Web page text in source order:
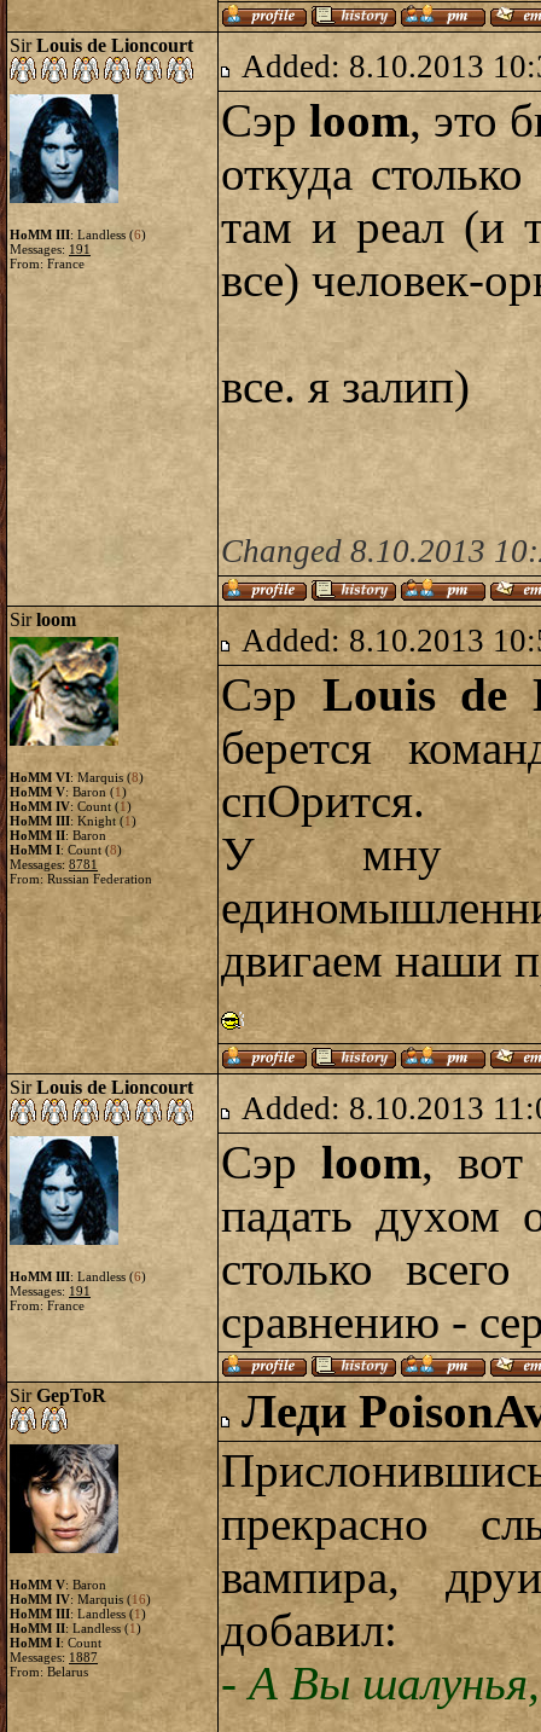
SirLouis de Lioncourt
HoMM III: Landless (6)
Messages: 191
From: France
Added: 8.10.2013
Сэр loom, это
откуда
там и реал (и
все) человек-
все. я залип)
Changed 8.10.2013
Sirloom
HoMM VI: Marquis (8)
HoMM V: Baron (1)
HoMM IV: Count (1)
HoMM III: Knight (1)
HoMM II: Baron
HoMM I: Count (8)
Messages: 8781
From: Russian Federation
Added: 8.10.2013
СэрLouis de
берется
спОрится.
У мну
двигаем наши
SirLouis de Lioncourt
HoMM III: Landless (6)
Messages: 191
From: France
Added: 8.10.2013
Сэрloom, вот
падать духом
столько
сравнению -
SirGepToR
HoMM V: Baron
HoMM IV: Marquis (16)
HoMM III: Landless (1)
HoMM II: Landless (1)
HoMM I: Count
Messages: 1887
From: Belarus
Леди
прекрасно
вампира,
добавил:
- А Вы